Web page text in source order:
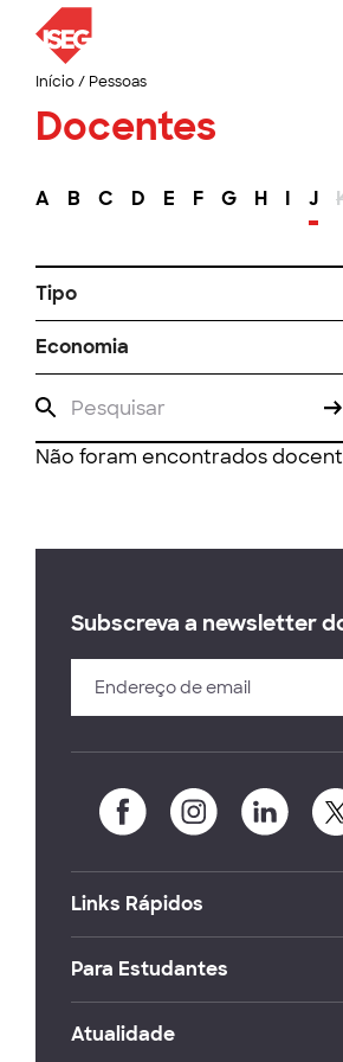
Início/ Pessoas
Docentes
A B C D E F G H I J
Tipo
Economia
Não foram encontrados
Subscreva a newsletter
Links Rápidos
Para Estudantes
Atualidade